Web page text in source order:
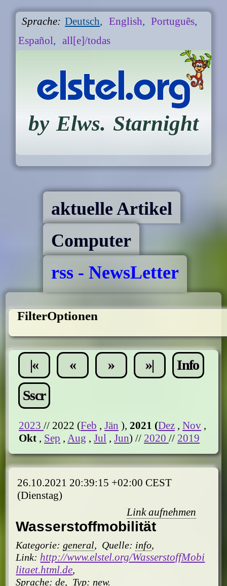
Sprache: Deutsch, English, Português,
Español, all[e]/todas
elstel.org
by Elws. Starnight
aktuelle Artikel
Computer
rss - NewsLetter
FilterOptionen
|« « » »|
Info
Sscr
2023// 2022 (Feb ,Jän ),2021 (Dez ,Nov ,
Okt , Sep ,Aug ,Jul ,Jun) // 2020// 2019
26.10.2021 20:39:15 +02:00 CEST
(Dienstag)
Link aufnehmen
Wasserstoffmobilität
Kategorie:general, Quelle: info,
Link: http://www.elstel.org/WasserstoffMobi
litaet.html.de,
Sprache:de, Typ: new.